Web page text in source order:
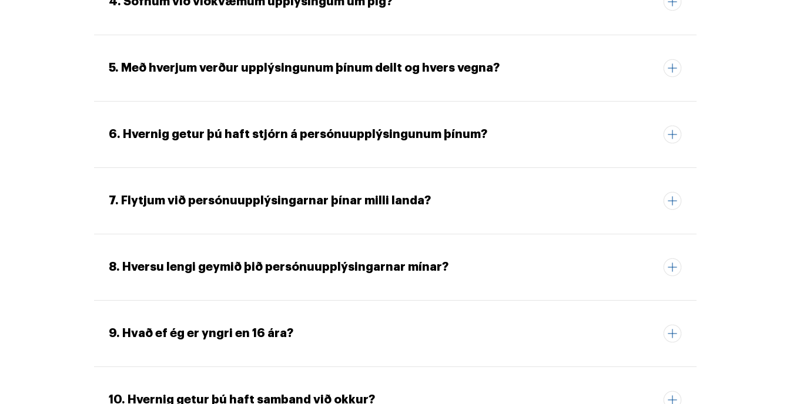
5. Með hverjum verður upplýsingunum þínum deilt og hvers vegna?
6. Hvernig getur þú haft stjórn á persónuupplýsingunum þínum?
7. Flytjum við persónuupplýsingarnar þínar milli landa?
8. Hversu lengi geymið þið persónuupplýsingarnar mínar?
9. Hvað ef ég er yngri en 16 ára?
10. Hvernig getur þú haft samband við okkur?